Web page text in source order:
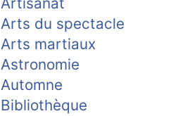
Arts du spectacle
Arts martiaux
Astronomie
Automne
Bibliothèque